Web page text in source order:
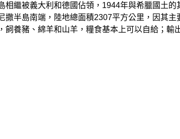
相繼被義大利和德國佔領，1944年與希臘國土
撒半島南端，陸地總面積2307平方公里，因其
飼養豬、綿羊和山羊，糧食基本上可以自給；